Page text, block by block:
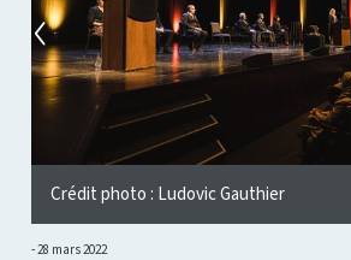
Crédit photo : Ludovic Gauthier
28 mars 2022